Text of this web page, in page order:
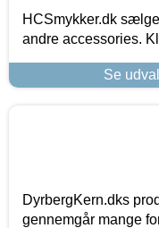
HCSmykker.dk
andre accessories.
Se
DyrbergKern.dks
gennemgår mange